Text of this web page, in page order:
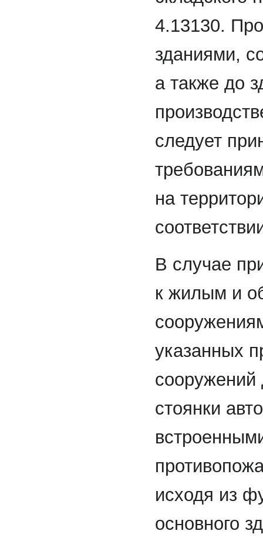
4.13130.
зданиями,
а также до
следует
на
В случае
к жилым и
указанных
сооружений
стоянки
исходя из
основного